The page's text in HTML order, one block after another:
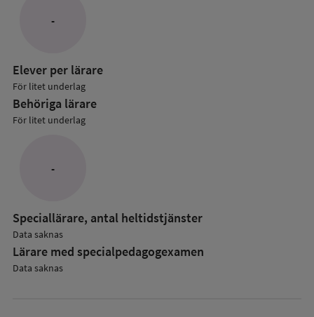
-
Elever per lärare
För litet underlag
Behöriga lärare
För litet underlag
-
Speciallärare, antal heltidstjänster
Data saknas
Lärare med specialpedagog­examen
Data saknas